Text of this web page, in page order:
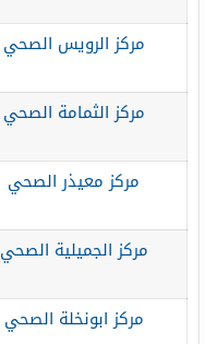
مركز الرويس الصحي
مركز الثمامة الصحي
مركز معيذر الصحي
مركز الجميلية الصحي
مركز ابونخلة الصحي